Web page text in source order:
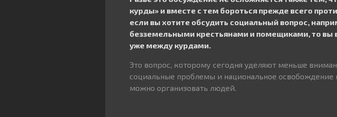
курды» и вместе с тем бороться прежде всего
если вы хотите обсудить социальный вопрос,
безземельными крестьянами и помещиками, то вы
уже между курдами.
Это вопрос, которому сегодня уделяют меньше
социальные проблемы и национальное
можно организовать людей.